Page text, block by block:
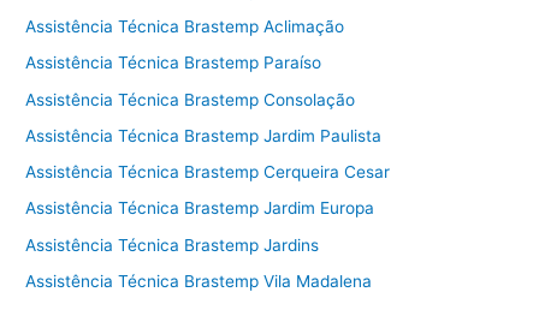
Assistência Técnica Brastemp Aclimação
Assistência Técnica Brastemp Paraíso
Assistência Técnica Brastemp Consolação
Assistência Técnica Brastemp Jardim Paulista
Assistência Técnica Brastemp Cerqueira Cesar
Assistência Técnica Brastemp Jardim Europa
Assistência Técnica Brastemp Jardins
Assistência Técnica Brastemp Vila Madalena